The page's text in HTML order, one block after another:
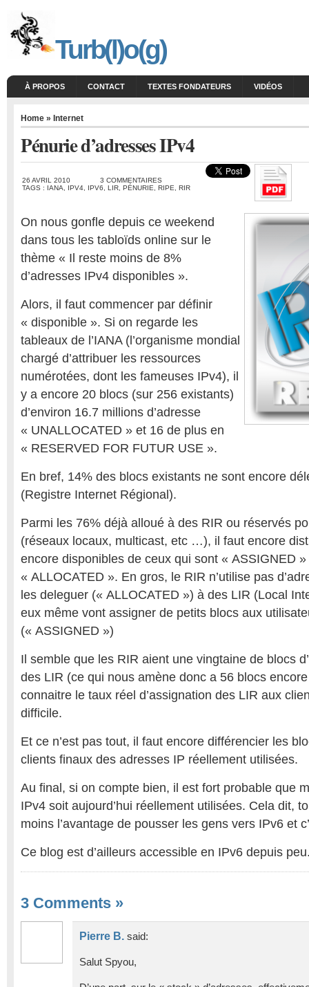
Turb(l)o(g)
À PROPOS CONTACT TEXTES FONDATEURS VIDÉOS
Home » Internet
Pénurie d’adresses IPv4
26 AVRIL 2010
3 COMMENTAIRES
TAGS : IANA IPV4 IPV6 LIR PÉNURIE RIPE RIR
On nous gonfle depuis ce weekend
dans tous les tabloïds online sur le
thème « Il reste moins de 8%
d’adresses IPv4 disponibles ».
Alors, il faut commencer par définir
« disponible ». Si on regarde les
tableaux de l’IANA (l’organisme mondial
chargé d’attribuer les ressources
numérotées, dont les fameuses IPv4), il
y a encore 20 blocs (sur 256 existants)
d’environ 16.7 millions d’adresse
« UNALLOCATED » et 16 de plus en
« RESERVED FOR FUTUR USE ».
En bref, 14% des blocs existants ne sont encore
(Registre Internet Régional).
Parmi les 76% déjà alloué à des RIR ou réservés
(réseaux locaux, multicast, etc …), il faut encore
encore disponibles de ceux qui sont « ASSIGNED
« ALLOCATED ». En gros, le RIR n’utilise pas
les deleguer (« ALLOCATED ») à des LIR (Local
eux même vont assigner de petits blocs aux
(« ASSIGNED »)
Il semble que les RIR aient une vingtaine de blocs
des LIR (ce qui nous amène donc a 56 blocs
connaitre le taux réel d’assignation des LIR aux
difficile.
Et ce n’est pas tout, il faut encore différencier les
clients finaux des adresses IP réellement utilisées.
Au final, si on compte bien, il est fort probable que
IPv4 soit aujourd’hui réellement utilisées. Cela dit,
moins l’avantage de pousser les gens vers IPv6 et
Ce blog est d’ailleurs accessible en IPv6 depuis
3 Comments »
Pierre B. said:
Salut Spyou,